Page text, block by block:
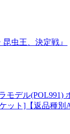
虫王、決定戦』
モデル(POL991)
ット]【返品種別A